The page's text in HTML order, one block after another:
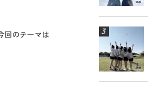
回のテーマは